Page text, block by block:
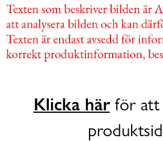
Klicka härför att